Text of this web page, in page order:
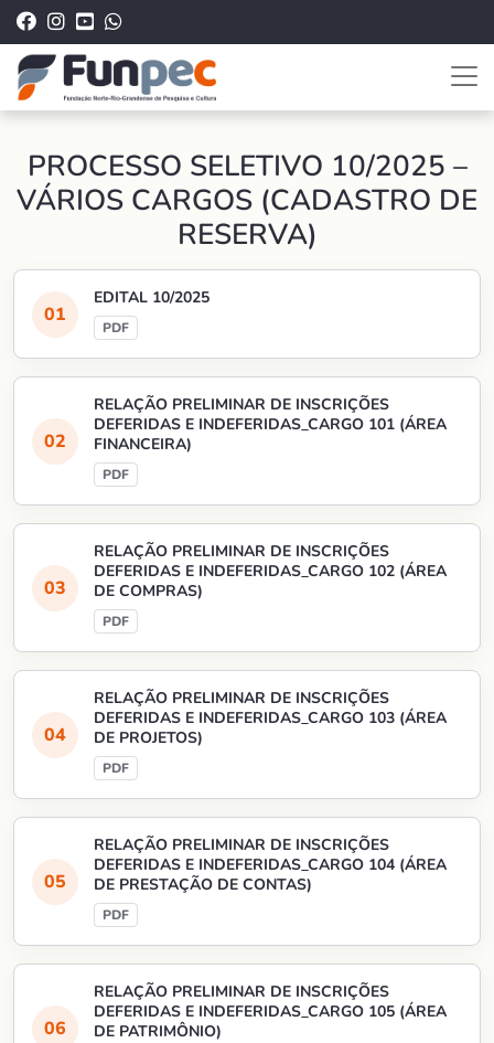
PROCESSO SELETIVO 10/2025 –
VÁRIOS CARGOS (CADASTRO DE
RESERVA)
EDITAL 10/2025
RELAÇÃO PRELIMINAR DE INSCRIÇÕES
DEFERIDAS E INDEFERIDAS_CARGO 101 (ÁREA
FINANCEIRA)
RELAÇÃO PRELIMINAR DE INSCRIÇÕES
DEFERIDAS E INDEFERIDAS_CARGO 102 (ÁREA
DE COMPRAS)
RELAÇÃO PRELIMINAR DE INSCRIÇÕES
DEFERIDAS E INDEFERIDAS_CARGO 103 (ÁREA
DE PROJETOS)
RELAÇÃO PRELIMINAR DE INSCRIÇÕES
DEFERIDAS E INDEFERIDAS_CARGO 104 (ÁREA
DE PRESTAÇÃO DE CONTAS)
RELAÇÃO PRELIMINAR DE INSCRIÇÕES
DEFERIDAS E INDEFERIDAS_CARGO 105 (ÁREA
DE PATRIMÔNIO)